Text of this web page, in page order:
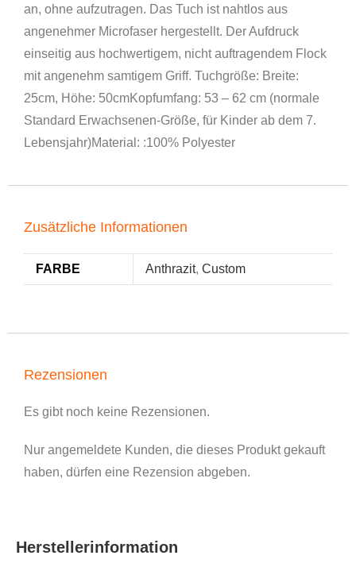
an, ohne aufzutragen. Das Tuch ist nahtlos aus
angenehmer Microfaser hergestellt. Der Aufdruck
einseitig aus hochwertigem, nicht auftragendem Flock
mit angenehm samtigem Griff. Tuchgröße: Breite:
25cm, Höhe: 50cmKopfumfang: 53 – 62 cm (normale
Standard Erwachsenen-Größe, für Kinder ab dem 7.
Lebensjahr)Material: :100% Polyester
Zusätzliche Informationen
FARBE Anthrazit, Custom
Rezensionen
Es gibt noch keine Rezensionen.
Nur angemeldete Kunden, die dieses Produkt gekauft
haben, dürfen eine Rezension abgeben.
Herstellerinformation